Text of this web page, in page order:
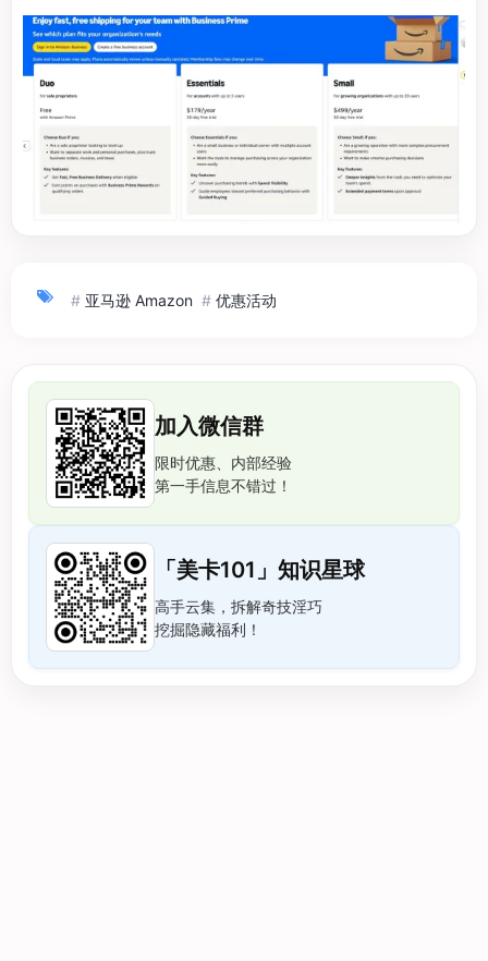
# 亚马逊 Amazon # 优惠活动
加入微信群
限时优惠、内部经验
第一手信息不错过！
「美卡101」知识星球
高手云集，拆解奇技淫巧
挖掘隐藏福利！